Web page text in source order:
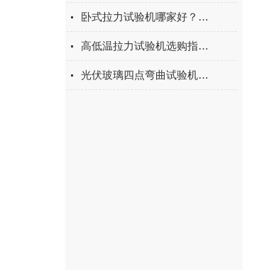
卧式拉力试验机哪家好？2026年国产实力厂家实测推荐
高低温拉力试验机选购指南：聚焦上海宇涵的技术实力与可靠方案
光伏玻璃四点弯曲试验机的重要性